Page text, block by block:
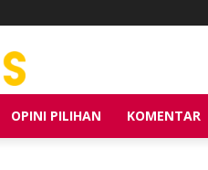
OPINI PILIHAN KOMENTAR